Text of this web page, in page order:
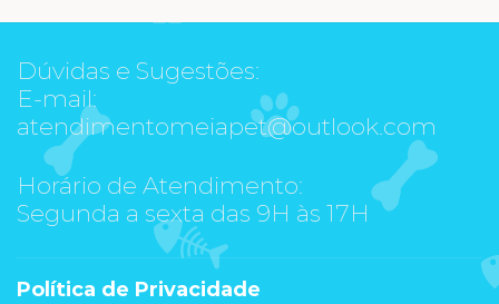
Dúvidas e Sugestões:
E-mail:
atendimentomeiapet@outlook.com
Horário de Atendimento:
Segunda a sexta das 9H às 17H
Política de Privacidade